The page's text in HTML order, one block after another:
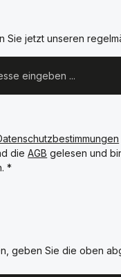
Sie jetzt unseren
dieAGB gelesen und
*
geben Sie die oben